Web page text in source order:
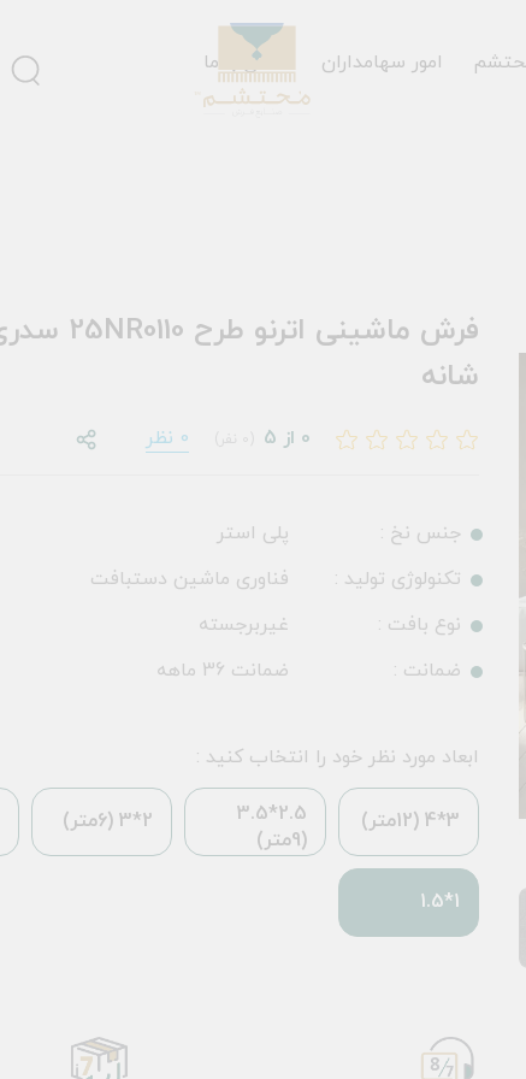
امور سهامداران تماس با ما
شانه
0 از 5 0 نظر
جنس نخ :
پلی استر
تکنولوژی تولید :
فناوری ماشین دستبافت
نوع بافت :
غیربرجسته
ضمانت :
ضمانت 36 ماهه
ابعاد مورد نظر خود را انتخاب کنید :
3*4 (12متر)
2.5*3.5
(9متر)
2*3 (6متر)
1*1.5